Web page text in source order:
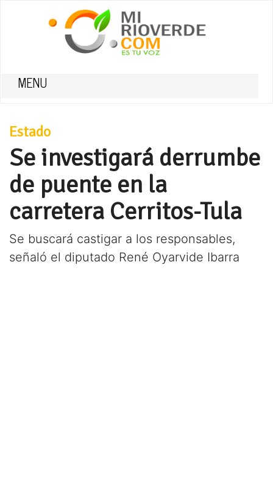
MENU
Estado
Se investigará derrumbe
de puente en la
carretera Cerritos-Tula
Se buscará castigar a los responsables,
señaló el diputado René Oyarvide Ibarra